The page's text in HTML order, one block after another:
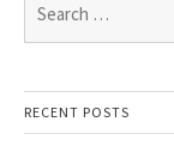
for:
RECENT POSTS